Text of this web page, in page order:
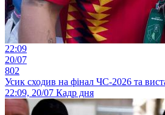
22:09
20/07
802
Усик сходив на фінал ЧС-2026 та
22:09, 20/07 Кадр дня